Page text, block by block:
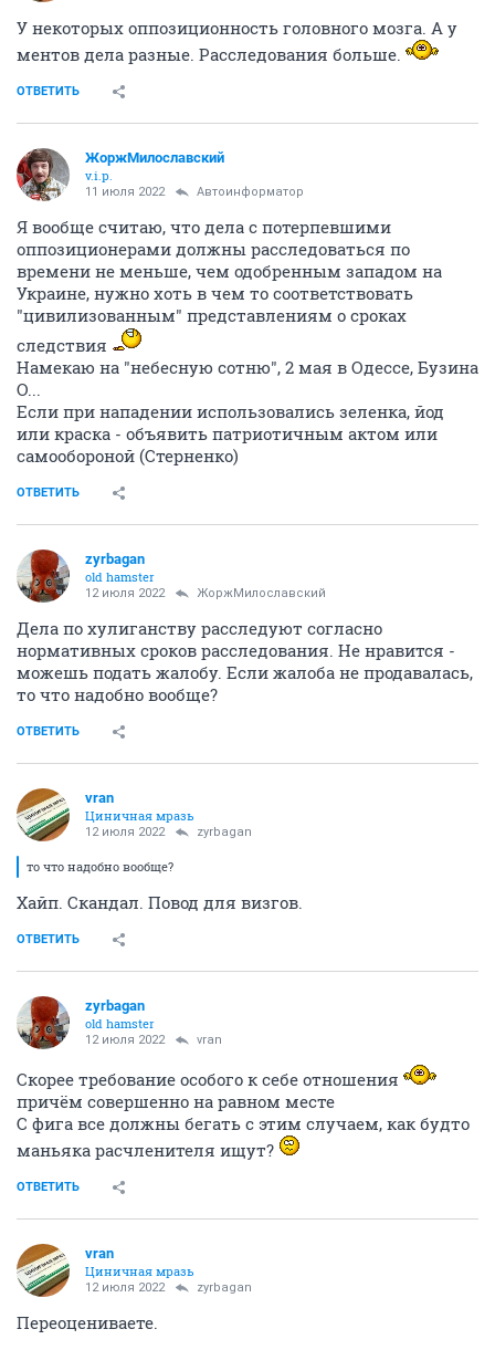
У некоторых оппозиционность головного мозга. А у
ментов дела разные. Расследования больше.
ОТВЕТИТЬ
ЖоржМилославский
v.i.p.
11 июля 2022 Автоинформатор
Я вообще считаю, что дела с потерпевшими
оппозиционерами должны расследоваться по
времени не меньше, чем одобренным западом на
Украине, нужно хоть в чем то соответствовать
"цивилизованным" представлениям о сроках
следствия
Намекаю на "небесную сотню", 2 мая в Одессе, Бузина
О...
Если при нападении использовались зеленка, йод
или краска - объявить патриотичным актом или
самообороной (Стерненко)
ОТВЕТИТЬ
zyrbagan
old hamster
12 июля 2022 ЖоржМилославский
Дела по хулиганству расследуют согласно
нормативных сроков расследования. Не нравится -
можешь подать жалобу. Если жалоба не продавалась,
то что надобно вообще?
ОТВЕТИТЬ
vran
Циничная мразь
12 июля 2022 zyrbagan
то что надобно вообще?
Хайп. Скандал. Повод для визгов.
ОТВЕТИТЬ
zyrbagan
old hamster
12 июля 2022 vran
Скорее требование особого к себе отношения
причём совершенно на равном месте
С фига все должны бегать с этим случаем, как будто
маньяка расчленителя ищут?
ОТВЕТИТЬ
vran
Циничная мразь
12 июля 2022 zyrbagan
Переоцениваете.